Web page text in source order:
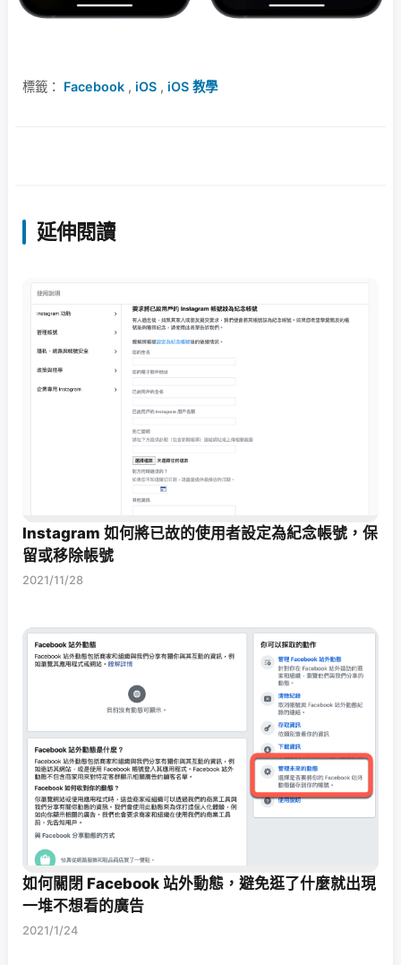
標籤： Facebook , iOS , iOS 教學
延伸閱讀
Instagram 如何將已故的使用者設定為紀念帳號，保
留或移除帳號
2021/11/28
如何關閉 Facebook 站外動態，避免逛了什麼就出現
一堆不想看的廣告
2021/1/24